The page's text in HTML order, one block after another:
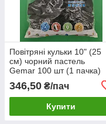
Повітряні кульки 10" (25
см) чорний пастель
Gemar 100 шт (1 пачка)
346,50 ₴/пач
Купити